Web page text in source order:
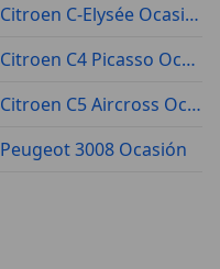
Citroen C-Elysée Ocasión
Citroen C4 Picasso Ocasión
Citroen C5 Aircross Ocasión
Peugeot 3008 Ocasión